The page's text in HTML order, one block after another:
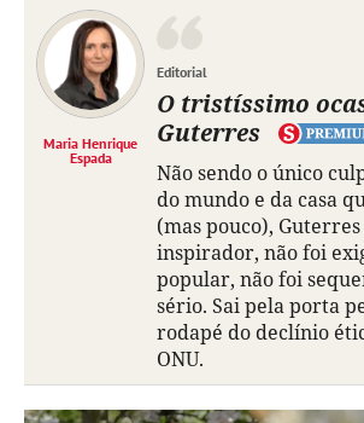
Maria Henrique
Espada
Editorial
O tristíssimo
Guterres
Não sendo o único
do mundo e da casa
(mas pouco),
inspirador, não foi
popular, não foi
sério. Sai pela porta
rodapé do declínio
ONU.